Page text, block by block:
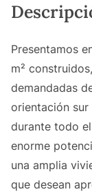
Presentamos
m²
demandadas
orientación sur
durante todo
enorme
una amplia
que desean